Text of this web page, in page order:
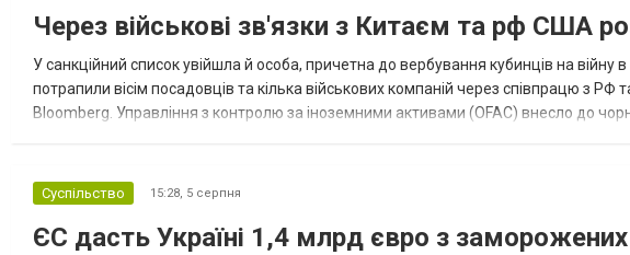
Через військові зв'язки з Китаєм та рф США
У санкційний список увійшла й особа, причетна до вербування кубинців на
потрапили вісім посадовців та кілька військових компаній через співпрацю з
Bloomberg. Управління з контролю за іноземними активами (OFAC) внесло до
Суспільство 15:28, 5 серпня
ЄС дасть Україні 1,4 млрд євро з заморожених